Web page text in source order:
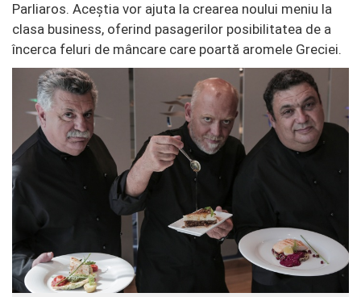
Parliaros. Aceștia vor ajuta la crearea noului meniu la
clasa business, oferind pasagerilor posibilitatea de a
încerca feluri de mâncare care poartă aromele Greciei.